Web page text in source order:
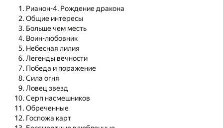
Рианон-4. Рождение дракона
Общие интересы
Больше чем месть
Воин-любовник
Небесная лилия
Легенды вечности
Победа и поражение
Сила огня
Ловец звезд
Серп насмешников
Обреченные
Госпожа карт